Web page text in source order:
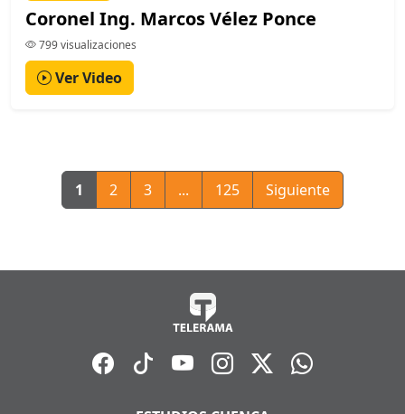
Coronel Ing. Marcos Vélez Ponce
799 visualizaciones
Ver Video
1 2 3 ... 125 Siguiente